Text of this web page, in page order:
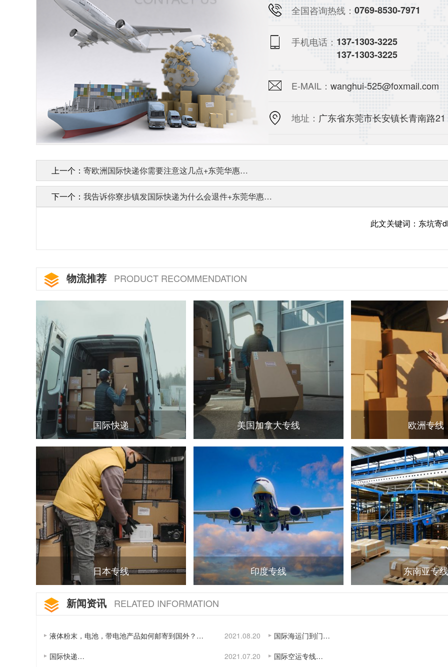
全国咨询热线： 0769-8530-7971
手机电话： 137-1303-3225
137-1303-3225
E-MAIL： wanghui-525@foxmail.com
地址： 广东省东莞市长安镇长青南路
上一个： 寄欧洲国际快递你需要注意这几点+东莞华惠…
下一个： 我告诉你寮步镇发国际快递为什么会退件+东莞华惠…
此文关键词：东坑寄
物流推荐 PRODUCT RECOMMENDATION
国际快递 美国加拿大专线 欧洲专线
日本专线 印度专线 东南亚专线
新闻资讯 RELATED INFORMATION
液体粉末，电池，带电池产品如何邮寄到国外？… 2021.08.20 国际海运门到门…
国际快递… 2021.07.20 国际空运专线…